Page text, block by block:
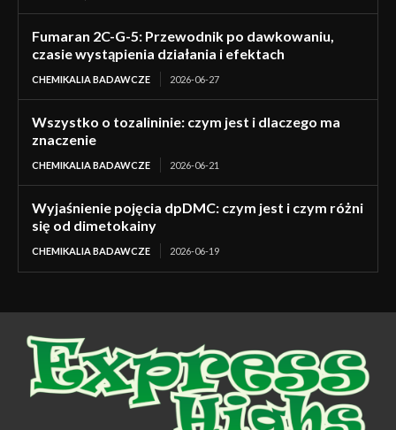
Fumaran 2C-G-5: Przewodnik po dawkowaniu,
czasie wystąpienia działania i efektach
CHEMIKALIA BADAWCZE 2026-06-27
Wszystko o tozalininie: czym jest i dlaczego ma
znaczenie
CHEMIKALIA BADAWCZE 2026-06-21
Wyjaśnienie pojęcia dpDMC: czym jest i czym różni
się od dimetokainy
CHEMIKALIA BADAWCZE 2026-06-19